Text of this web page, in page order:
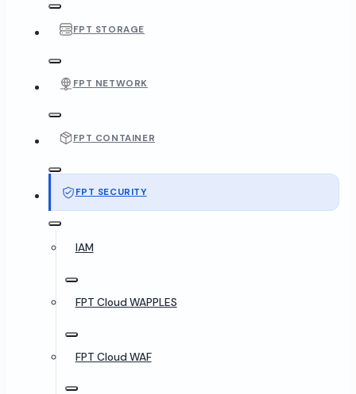
FPT STORAGE
FPT NETWORK
FPT CONTAINER
FPT SECURITY
IAM
FPT Cloud WAPPLES
FPT Cloud WAF